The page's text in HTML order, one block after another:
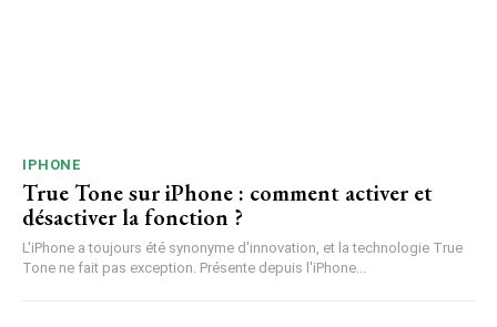
IPHONE
True Tone sur iPhone : comment activer et
désactiver la fonction ?
L'iPhone a toujours été synonyme d'innovation, et la technologie True
Tone ne fait pas exception. Présente depuis l'iPhone...